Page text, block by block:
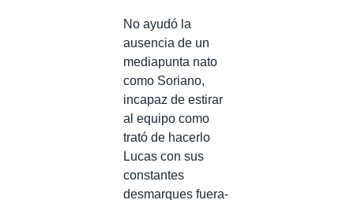
No ayudó la
ausencia de un
mediapunta nato
como Soriano,
incapaz de estirar
al equipo como
trató de hacerlo
Lucas con sus
constantes
desmarques fuera-